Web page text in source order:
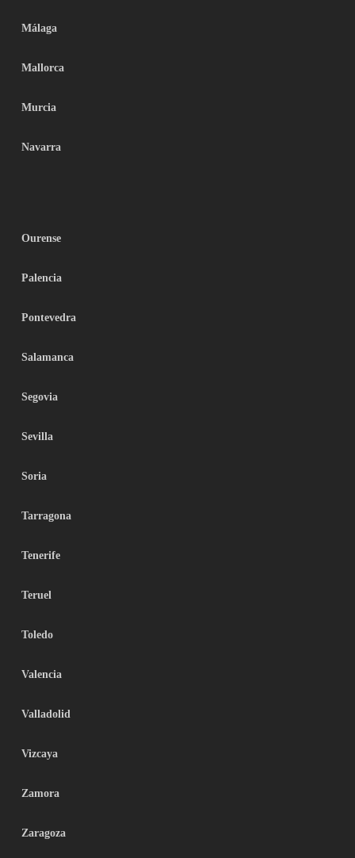
Málaga
Mallorca
Murcia
Navarra
Ourense
Palencia
Pontevedra
Salamanca
Segovia
Sevilla
Soria
Tarragona
Tenerife
Teruel
Toledo
Valencia
Valladolid
Vizcaya
Zamora
Zaragoza